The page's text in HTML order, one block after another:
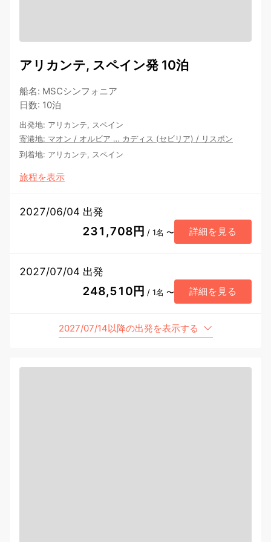
アリカンテ, スペイン発 10泊
船名: MSCシンフォニア
日数: 10泊
出発地: アリカンテ, スペイン
寄港地: マオン / オルビア … カディス (セビリア) / リスボン
到着地: アリカンテ, スペイン
旅程を表示
2027/06/04 出発
231,708円 / 1名 〜 詳細を見る
2027/07/04 出発
248,510円 / 1名 〜 詳細を見る
2027/07/14以降の出発を表示する